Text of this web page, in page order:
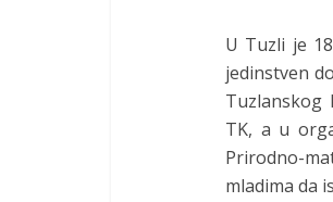
U Tuzli je
jedinstven
Tuzlanskog
TK, a u
Prirodno-
mladima da